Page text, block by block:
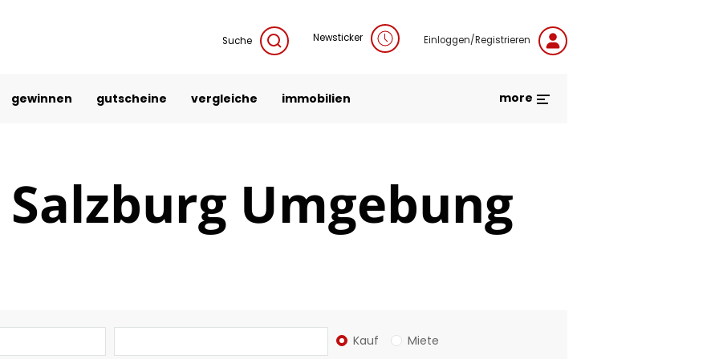
Suche Newsticker Einloggen/Registrieren
gewinnen gutscheine vergleiche immobilien more
Umgebung
Kauf Miete